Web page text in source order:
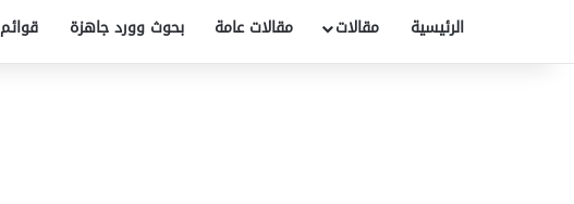
الرئيسية مقالات مقالات عامة بحوث وورد جاهزة قوائم